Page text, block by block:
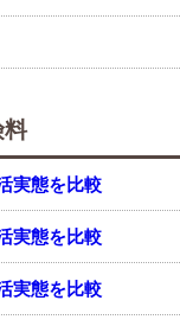
料
実態を比較
実態を比較
実態を比較